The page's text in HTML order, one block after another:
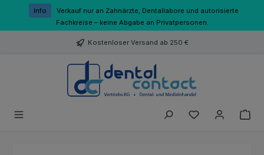
Zum Hauptinhalt springen
Info
Verkauf nur an Zahnärzte, Dentallabore und autorisierte
Fachkreise – keine Abgabe an Privatpersonen.
Kostenloser Versand ab 250 €
Du hast 0